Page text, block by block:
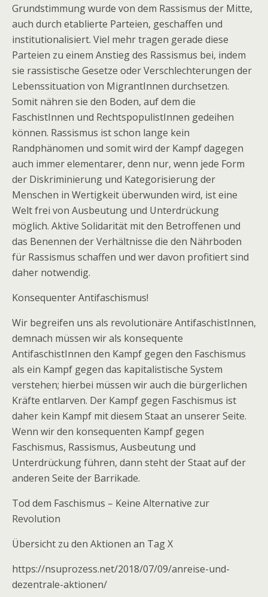
Grundstimmung wurde von dem Rassismus der Mitte,
auch durch etablierte Parteien, geschaffen und
institutionalisiert. Viel mehr tragen gerade diese
Parteien zu einem Anstieg des Rassismus bei, indem
sie rassistische Gesetze oder Verschlechterungen der
Lebenssituation von MigrantInnen durchsetzen.
Somit nähren sie den Boden, auf dem die
FaschistInnen und RechtspopulistInnen gedeihen
können. Rassismus ist schon lange kein
Randphänomen und somit wird der Kampf dagegen
auch immer elementarer, denn nur, wenn jede Form
der Diskriminierung und Kategorisierung der
Menschen in Wertigkeit überwunden wird, ist eine
Welt frei von Ausbeutung und Unterdrückung
möglich. Aktive Solidarität mit den Betroffenen und
das Benennen der Verhältnisse die den Nährboden
für Rassismus schaffen und wer davon profitiert sind
daher notwendig.
Konsequenter Antifaschismus!
Wir begreifen uns als revolutionäre AntifaschistInnen,
demnach müssen wir als konsequente
AntifaschistInnen den Kampf gegen den Faschismus
als ein Kampf gegen das kapitalistische System
verstehen; hierbei müssen wir auch die bürgerlichen
Kräfte entlarven. Der Kampf gegen Faschismus ist
daher kein Kampf mit diesem Staat an unserer Seite.
Wenn wir den konsequenten Kampf gegen
Faschismus, Rassismus, Ausbeutung und
Unterdrückung führen, dann steht der Staat auf der
anderen Seite der Barrikade.
Tod dem Faschismus – Keine Alternative zur
Revolution
Übersicht zu den Aktionen an Tag X
https://nsuprozess.net/2018/07/09/anreise-und-
dezentrale-aktionen/